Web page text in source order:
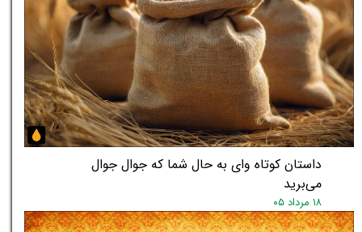
داستان کوتاه وای به حال شما که جوال جوال
می‌برید
۱۸ مرداد ۰۵